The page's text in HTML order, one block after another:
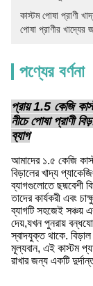
কাস্টম পোষা প্রাণী
পোষা প্রাণীর খাদ্যের
পণ্যের বর্ণনা
প্রায় 1.5 কেজি
নীচে পোষা প্রাণী
ব্যাগ
আমাদের ১.৫ কেজি
বিড়ালের খাদ্য
ব্যাগগুলোতে ছদ্মবেশী
তাদের কার্যকরী এবং
ব্যাগটি সহজেই সঞ্চয়
দেয়,যখন পুনরায়
স্বাদযুক্ত থাকে.
মূল্যবান, এই কাস্টম
রাখার জন্য একটি